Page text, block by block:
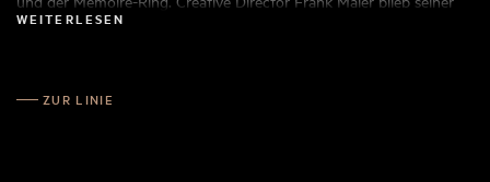
Design-Philosophie treu, gab den Klassikern durch ausgeklügelte
sind, perfekt zueinander passen.
WEITERLESEN
ZUR LINIE